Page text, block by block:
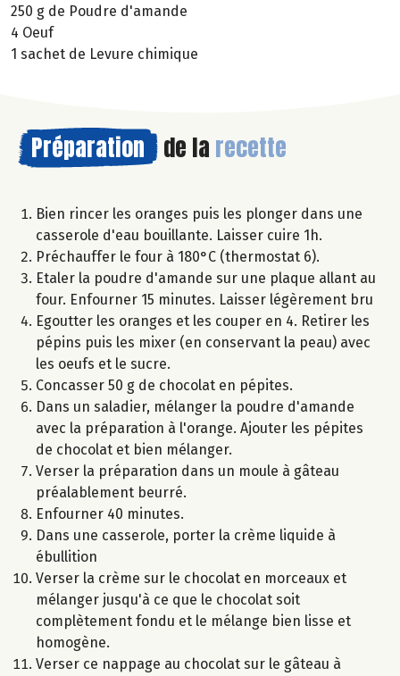
250 g de Poudre d'amande
4 Oeuf
1 sachet de Levure chimique
Préparation de la recette
Bien rincer les oranges puis les plonger dans une
casserole d'eau bouillante. Laisser cuire 1h.
Préchauffer le four à 180°C (thermostat 6).
Etaler la poudre d'amande sur une plaque allant au
four. Enfourner 15 minutes. Laisser légèrement bru
Egoutter les oranges et les couper en 4. Retirer les
pépins puis les mixer (en conservant la peau) avec
les oeufs et le sucre.
Concasser 50 g de chocolat en pépites.
Dans un saladier, mélanger la poudre d'amande
avec la préparation à l'orange. Ajouter les pépites
de chocolat et bien mélanger.
Verser la préparation dans un moule à gâteau
préalablement beurré.
Enfourner 40 minutes.
Dans une casserole, porter la crème liquide à
ébullition
Verser la crème sur le chocolat en morceaux et
mélanger jusqu'à ce que le chocolat soit
complètement fondu et le mélange bien lisse et
homogène.
Verser ce nappage au chocolat sur le gâteau à